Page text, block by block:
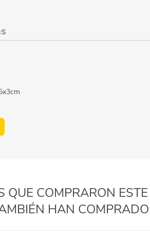
QUE COMPRARON ESTE
HAN COMPRADO